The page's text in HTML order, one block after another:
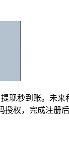
现秒到账。未
权，完成注册